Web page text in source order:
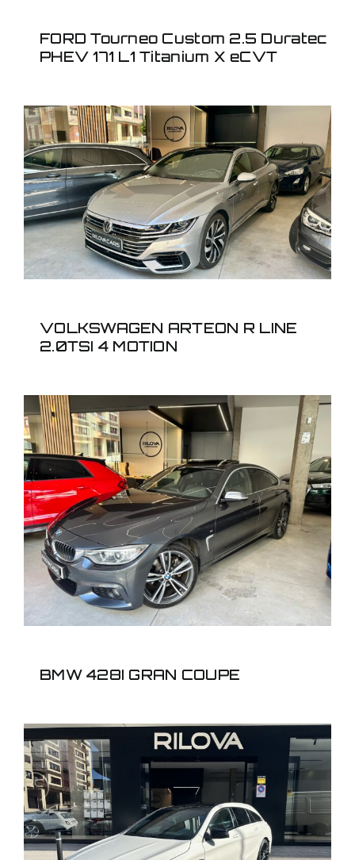
FORD Tourneo Custom 2.5 Duratec
PHEV 171 L1 Titanium X eCVT
VOLKSWAGEN ARTEON
R LINE 2.0TSI 4 MOTION
VOLKSWAGEN ARTEON R LINE
2.0TSI 4 MOTION
BMW 428I GRAN COUPE
BMW 428I GRAN COUPE
MERCEDES CLA
SHOOTING BREAK 45